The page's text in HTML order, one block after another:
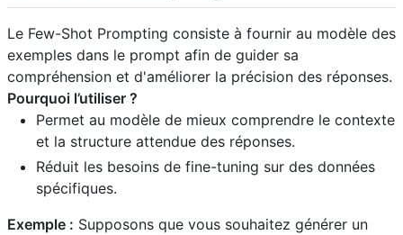
Le Few-Shot Prompting consiste à fournir au modèle des
exemples dans le prompt afin de guider sa
compréhension et d'améliorer la précision des réponses.
Pourquoi l’utiliser ?
Permet au modèle de mieux comprendre le contexte
et la structure attendue des réponses.
Réduit les besoins de fine-tuning sur des données
spécifiques.
Exemple : Supposons que vous souhaitez générer un